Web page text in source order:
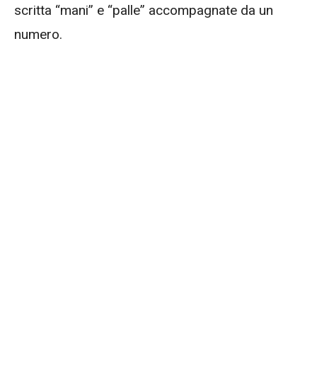
scritta “mani” e “palle” accompagnate da un
numero.